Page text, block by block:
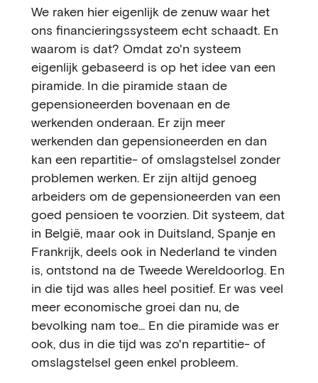
We raken hier eigenlijk de zenuw waar het
ons financieringssysteem echt schaadt. En
waarom is dat? Omdat zo'n systeem
eigenlijk gebaseerd is op het idee van een
piramide. In die piramide staan de
gepensioneerden bovenaan en de
werkenden onderaan. Er zijn meer
werkenden dan gepensioneerden en dan
kan een repartitie- of omslagstelsel zonder
problemen werken. Er zijn altijd genoeg
arbeiders om de gepensioneerden van een
goed pensioen te voorzien. Dit systeem, dat
in België, maar ook in Duitsland, Spanje en
Frankrijk, deels ook in Nederland te vinden
is, ontstond na de Tweede Wereldoorlog. En
in die tijd was alles heel positief. Er was veel
meer economische groei dan nu, de
bevolking nam toe... En die piramide was er
ook, dus in die tijd was zo'n repartitie- of
omslagstelsel geen enkel probleem.